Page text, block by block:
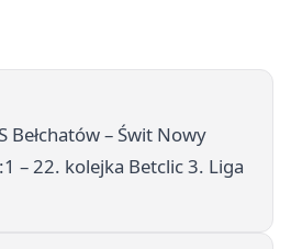
Bełchatów – Świt Nowy
– 22. kolejka Betclic 3. Liga